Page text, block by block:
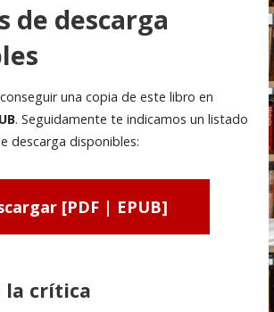
de descarga
una copia de este libro en
. Seguidamente te indicamos un listado
descarga disponibles:
[PDF | EPUB]
la crítica